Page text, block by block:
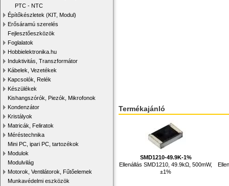
PTC - NTC
Építőkészletek (KIT, Modul)
Erősáramú szerelés
Fejlesztőeszközök
Foglalatok
Hobbielektronika.hu
Induktivitás, Transzformátor
Kábelek, Vezetékek
Kapcsolók, Relék
Készülékek
Kishangszórók, Piezók, Mikrofonok
Kondenzátor
Kristályok
Matricák, Feliratok
Méréstechnika
Mini PC, ipari PC, tartozékok
Modulok
Modulvilág
Motorok, Ventilátorok, Fűtőelemek
Munkavédelmi eszközök
Termékajánló
SMD1210-49.9K-1%
Ellenállás SMD1210, 49.9kΩ, 500mW,
±1%